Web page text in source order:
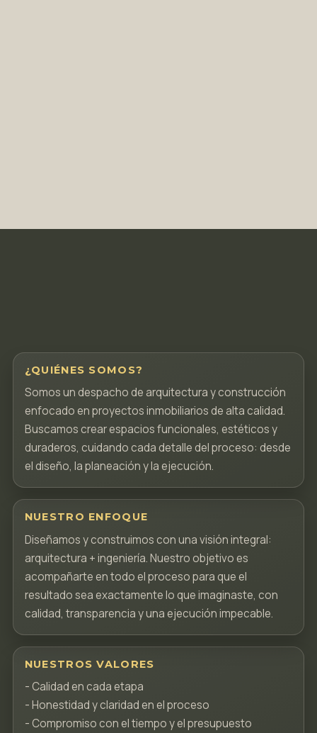
¿QUIÉNES SOMOS?
Somos un despacho de arquitectura y construcción
enfocado en proyectos inmobiliarios de alta calidad.
Buscamos crear espacios funcionales, estéticos y
duraderos, cuidando cada detalle del proceso: desde
el diseño, la planeación y la ejecución.
NUESTRO ENFOQUE
Diseñamos y construimos con una visión integral:
arquitectura + ingeniería. Nuestro objetivo es
acompañarte en todo el proceso para que el
resultado sea exactamente lo que imaginaste, con
calidad, transparencia y una ejecución impecable.
NUESTROS VALORES
- Calidad en cada etapa
- Honestidad y claridad en el proceso
- Compromiso con el tiempo y el presupuesto